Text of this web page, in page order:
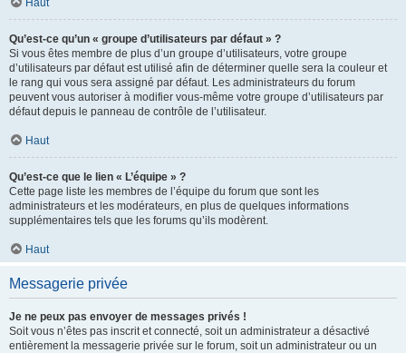
Haut
Qu’est-ce qu’un « groupe d’utilisateurs par défaut » ?
Si vous êtes membre de plus d’un groupe d’utilisateurs, votre groupe
d’utilisateurs par défaut est utilisé afin de déterminer quelle sera la couleur et
le rang qui vous sera assigné par défaut. Les administrateurs du forum
peuvent vous autoriser à modifier vous-même votre groupe d’utilisateurs par
défaut depuis le panneau de contrôle de l’utilisateur.
Haut
Qu’est-ce que le lien « L’équipe » ?
Cette page liste les membres de l’équipe du forum que sont les
administrateurs et les modérateurs, en plus de quelques informations
supplémentaires tels que les forums qu’ils modèrent.
Haut
Messagerie privée
Je ne peux pas envoyer de messages privés !
Soit vous n’êtes pas inscrit et connecté, soit un administrateur a désactivé
entièrement la messagerie privée sur le forum, soit un administrateur ou un